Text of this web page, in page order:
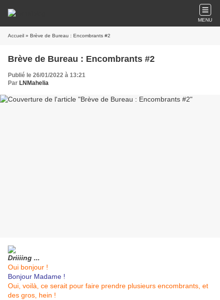
MENU
Accueil » Brève de Bureau : Encombrants #2
Brève de Bureau : Encombrants #2
Publié le 26/01/2022 à 13:21
Par LNMahelia
Driiiing ...
Oui bonjour !
Bonjour Madame !
Oui, voilà, ce serait pour faire prendre plusieurs encombrants, et
des gros, hein !